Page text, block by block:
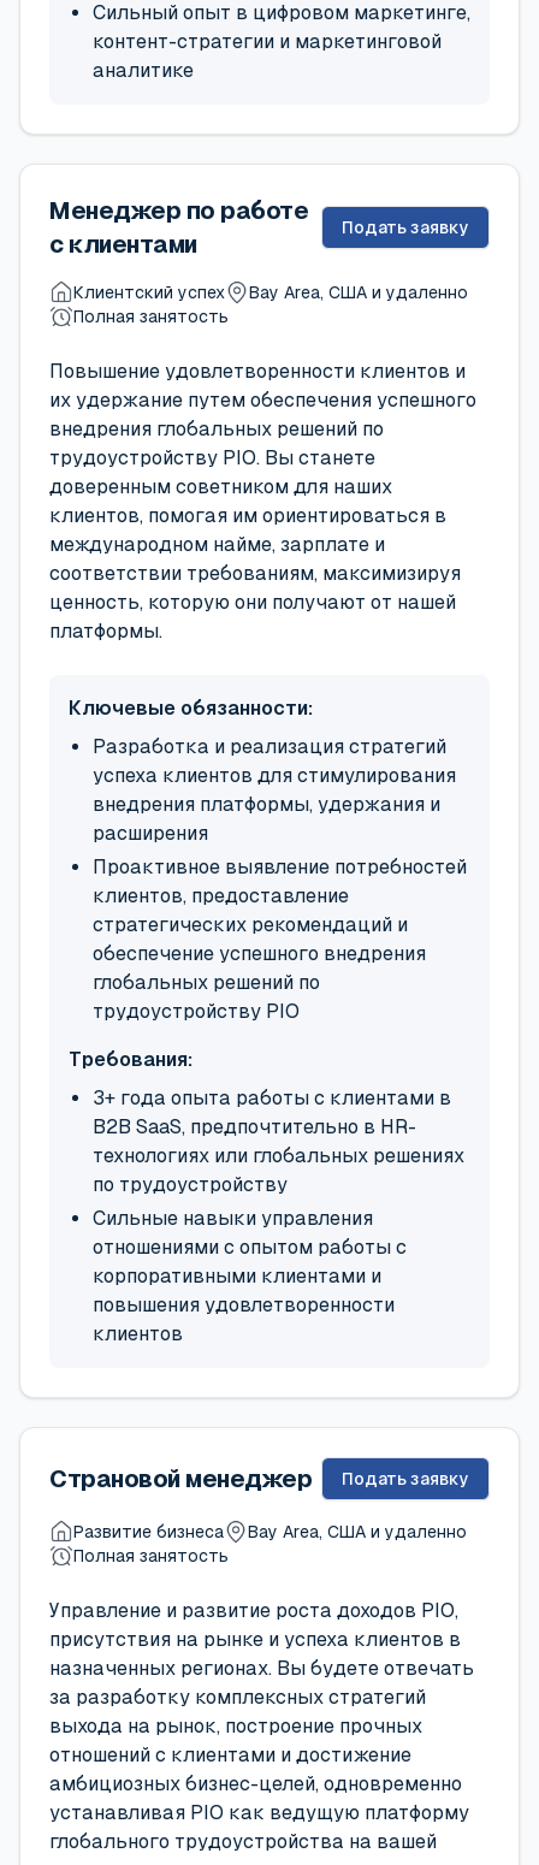
Сильный опыт в цифровом маркетинге,
контент-стратегии и маркетинговой
аналитике
Менеджер по работе
с клиентами
Подать заявку
Клиентский успех
Bay Area, США и удаленно
Полная занятость
Повышение удовлетворенности клиентов и
их удержание путем обеспечения успешного
внедрения глобальных решений по
трудоустройству PIO. Вы станете
доверенным советником для наших
клиентов, помогая им ориентироваться в
международном найме, зарплате и
соответствии требованиям, максимизируя
ценность, которую они получают от нашей
платформы.
Ключевые обязанности:
Разработка и реализация стратегий
успеха клиентов для стимулирования
внедрения платформы, удержания и
расширения
Проактивное выявление потребностей
клиентов, предоставление
стратегических рекомендаций и
обеспечение успешного внедрения
глобальных решений по
трудоустройству PIO
Требования:
3+ года опыта работы с клиентами в
B2B SaaS, предпочтительно в HR-
технологиях или глобальных решениях
по трудоустройству
Сильные навыки управления
отношениями с опытом работы с
корпоративными клиентами и
повышения удовлетворенности
клиентов
Страновой менеджер Подать заявку
Развитие бизнеса
Bay Area, США и удаленно
Полная занятость
Управление и развитие роста доходов PIO,
присутствия на рынке и успеха клиентов в
назначенных регионах. Вы будете отвечать
за разработку комплексных стратегий
выхода на рынок, построение прочных
отношений с клиентами и достижение
амбициозных бизнес-целей, одновременно
устанавливая PIO как ведущую платформу
глобального трудоустройства на вашей